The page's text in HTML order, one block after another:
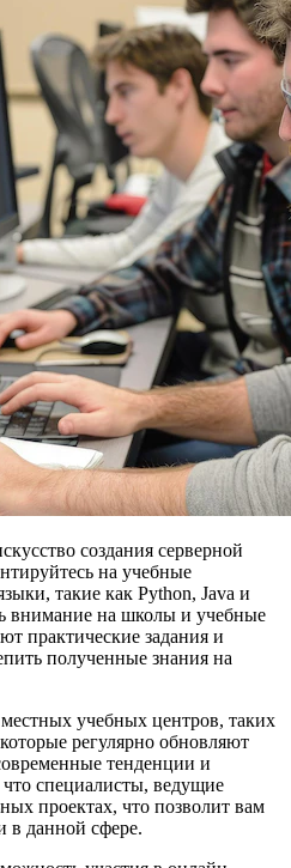
создания серверной
на учебные
такие как Python, Java и
внимание на школы и учебные
практические задания и
полученные знания на
учебных центров, таких
регулярно обновляют
тенденции и
что специалисты, ведущие
проектах, что позволит вам
в данной сфере.